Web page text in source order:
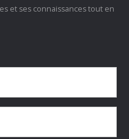
et ses connaissances tout en